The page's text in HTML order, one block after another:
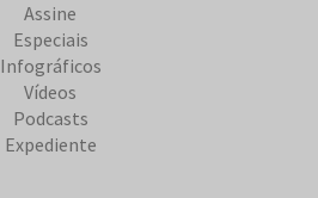
Assine
Especiais
Infográficos
Vídeos
Podcasts
Expediente